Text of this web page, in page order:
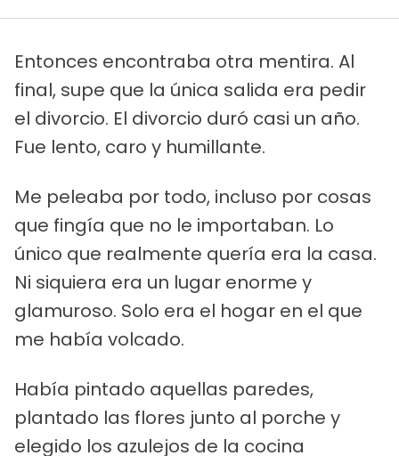
Entonces encontraba otra mentira. Al
final, supe que la única salida era pedir
el divorcio. El divorcio duró casi un año.
Fue lento, caro y humillante.
Me peleaba por todo, incluso por cosas
que fingía que no le importaban. Lo
único que realmente quería era la casa.
Ni siquiera era un lugar enorme y
glamuroso. Solo era el hogar en el que
me había volcado.
Había pintado aquellas paredes,
plantado las flores junto al porche y
elegido los azulejos de la cocina